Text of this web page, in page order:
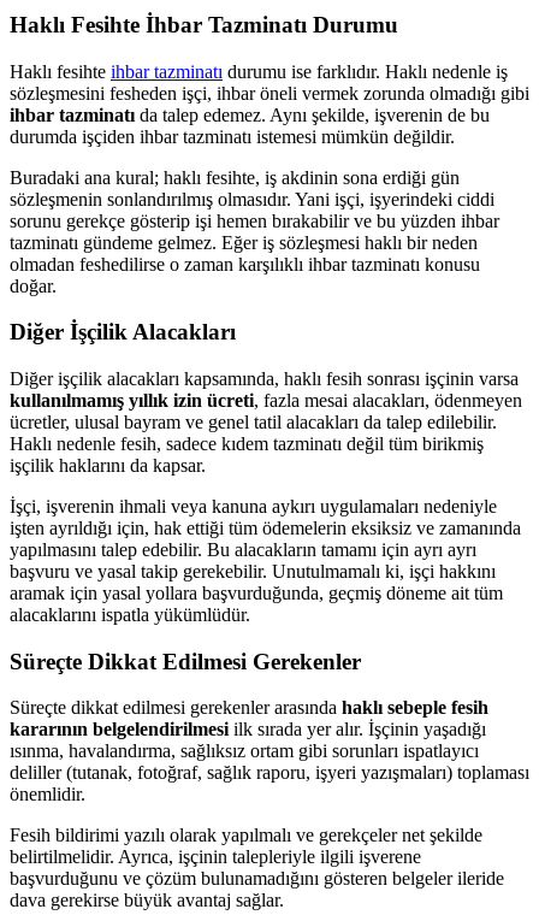
Haklı Fesihte İhbar Tazminatı Durumu
Haklı fesihte ihbar tazminatı durumu ise farklıdır. Haklı nedenle iş
sözleşmesini fesheden işçi, ihbar öneli vermek zorunda olmadığı gibi
ihbar tazminatı da talep edemez. Aynı şekilde, işverenin de bu
durumda işçiden ihbar tazminatı istemesi mümkün değildir.
Buradaki ana kural; haklı fesihte, iş akdinin sona erdiği gün
sözleşmenin sonlandırılmış olmasıdır. Yani işçi, işyerindeki ciddi
sorunu gerekçe gösterip işi hemen bırakabilir ve bu yüzden ihbar
tazminatı gündeme gelmez. Eğer iş sözleşmesi haklı bir neden
olmadan feshedilirse o zaman karşılıklı ihbar tazminatı konusu
doğar.
Diğer İşçilik Alacakları
Diğer işçilik alacakları kapsamında, haklı fesih sonrası işçinin varsa
kullanılmamış yıllık izin ücreti, fazla mesai alacakları, ödenmeyen
ücretler, ulusal bayram ve genel tatil alacakları da talep edilebilir.
Haklı nedenle fesih, sadece kıdem tazminatı değil tüm birikmiş
işçilik haklarını da kapsar.
İşçi, işverenin ihmali veya kanuna aykırı uygulamaları nedeniyle
işten ayrıldığı için, hak ettiği tüm ödemelerin eksiksiz ve zamanında
yapılmasını talep edebilir. Bu alacakların tamamı için ayrı ayrı
başvuru ve yasal takip gerekebilir. Unutulmamalı ki, işçi hakkını
aramak için yasal yollara başvurduğunda, geçmiş döneme ait tüm
alacaklarını ispatla yükümlüdür.
Süreçte Dikkat Edilmesi Gerekenler
Süreçte dikkat edilmesi gerekenler arasında haklı sebeple fesih
kararının belgelendirilmesi ilk sırada yer alır. İşçinin yaşadığı
ısınma, havalandırma, sağlıksız ortam gibi sorunları ispatlayıcı
deliller (tutanak, fotoğraf, sağlık raporu, işyeri yazışmaları) toplaması
önemlidir.
Fesih bildirimi yazılı olarak yapılmalı ve gerekçeler net şekilde
belirtilmelidir. Ayrıca, işçinin talepleriyle ilgili işverene
başvurduğunu ve çözüm bulunamadığını gösteren belgeler ileride
dava gerekirse büyük avantaj sağlar.